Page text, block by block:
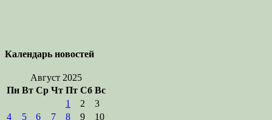
Календарь новостей
Август 2025
Пн Вт Ср Чт Пт Сб Вс
1
2
3
4
5 6 7 8 9
10